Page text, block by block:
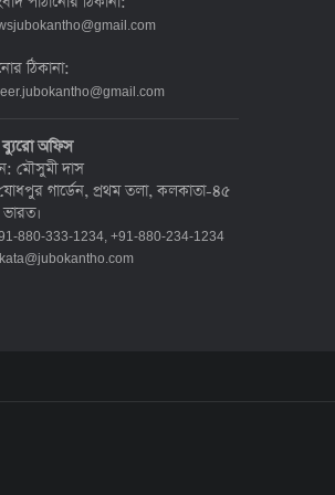
করোনায় মৃত্যু ও শনাক্ত কমেছে
২০২২, ১৯:০২
৯৯৮
২০২২, ১৮:৪৭
২৪ ঘণ্টায় মৃত্যু ১২, শনাক্ত দুই
ঠিকানা:
অফিস
মৌসুমী দাস
গার্ডেন, প্রথম তলা, কলকাতা-৪৫
ভারত।
880-333-1234, +91-880-234-1234